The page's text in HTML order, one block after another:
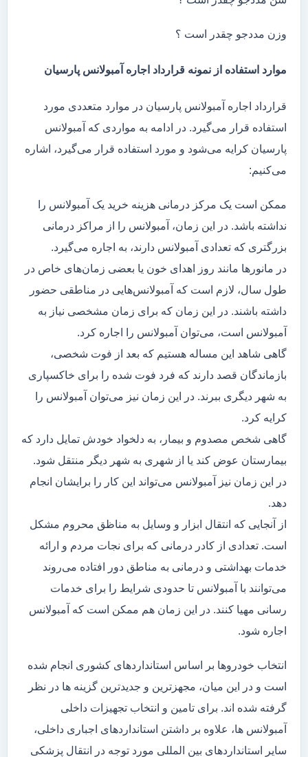
وزن مددجو چقدر است ؟
موارد استفاده از نمونه قرارداد اجاره آمبولانس پارسیان
قرارداد اجاره آمبولانس پارسیان در موارد متعددی مورد
استفاده قرار می‌گیرد. در ادامه به مواردی که آمبولانس
پارسیان کرایه می‌شود و مورد استفاده قرار می‌گیرد، اشاره
می‌کنیم:
ممکن است یک مرکز درمانی هزینه خرید یک آمبولانس را
نداشته باشد. در این زمان، آمبولانس را از مراکز درمانی
بزرگتری که تعدادی آمبولانس دارند، به اجاره می‌گیرد.
در مانور‌ها مانند روز اهدای خون یا بعضی زمان‌های خاص در
طول سال، لازم است که آمبولانس‌هایی در مناطقی حضور
داشته باشند. در این زمان که برای زمان مشخصی نیاز به
آمبولانس است، می‌توان آمبولانس را اجاره کرد.
گاهی شاهد این مساله هستیم که بعد از فوت شخصی،
بازماندگان قصد دارند که فرد فوت شده را برای خاکسپاری
به شهر دیگری ببرند. در این زمان نیز می‌توان آمبولانس را
کرایه کرد.
گاهی شخص مصدوم و بیمار، به دلخواد خودش تمایل دارد که
بیمارستان عوض کند یا از شهری به شهر دیگر منتقل شود.
در این زمان نیز آمبولانس می‌تواند این کار را برایشان انجام
دهد.
از آنجایی که انتقال ابزار و وسایل به مناظق محروم مشکل
است. تعدادی از کادر درمانی که برای نجات مردم و ارائه
خدمات بهداشتی و درمانی به مناطق دور افتاده می‌روند
می‌توانند با آمبولانس تا حدودی شرایط را برای خدمات
رسانی مهیا کنند. در این زمان هم ممکن است که آمبولانس
اجاره شود.
انتخاب خودروها بر اساس استانداردهای کشوری انجام شده
است و در این میان، مجهزترین و جدیدترین گزینه ها در نظر
گرفته شده اند. برای تامین و انتخاب تجهیزات داخلی
آمبولانس ها، علاوه بر داشتن استانداردهای اجباری داخلی،
سایر استانداردهای بین المللی مورد توجه در انتقال پزشکی